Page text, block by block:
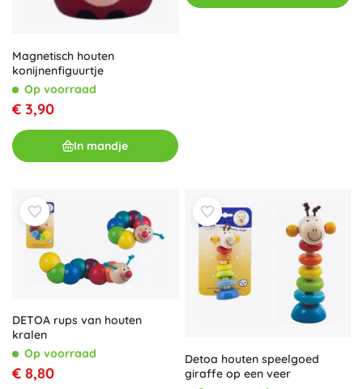
Magnetisch houten
konijnenfiguurtje
Op voorraad
€ 3,90
In mandje
DETOA rups van houten
kralen
Op voorraad
€ 8,80
Detoa houten speelgoed
giraffe op een veer